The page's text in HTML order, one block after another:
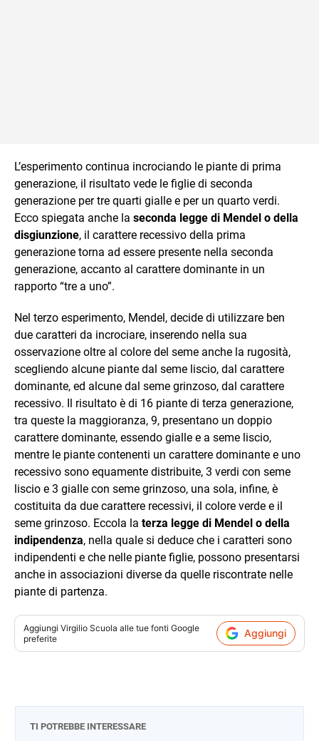
L’esperimento continua incrociando le piante di prima
generazione, il risultato vede le figlie di seconda
generazione per tre quarti gialle e per un quarto verdi.
Ecco spiegata anche la seconda legge di Mendel o della
disgiunzione, il carattere recessivo della prima
generazione torna ad essere presente nella seconda
generazione, accanto al carattere dominante in un
rapporto “tre a uno”.
Nel terzo esperimento, Mendel, decide di utilizzare ben
due caratteri da incrociare, inserendo nella sua
osservazione oltre al colore del seme anche la rugosità,
scegliendo alcune piante dal seme liscio, dal carattere
dominante, ed alcune dal seme grinzoso, dal carattere
recessivo. Il risultato è di 16 piante di terza generazione,
tra queste la maggioranza, 9, presentano un doppio
carattere dominante, essendo gialle e a seme liscio,
mentre le piante contenenti un carattere dominante e uno
recessivo sono equamente distribuite, 3 verdi con seme
liscio e 3 gialle con seme grinzoso, una sola, infine, è
costituita da due carattere recessivi, il colore verde e il
seme grinzoso. Eccola la terza legge di Mendel o della
indipendenza, nella quale si deduce che i caratteri sono
indipendenti e che nelle piante figlie, possono presentarsi
anche in associazioni diverse da quelle riscontrate nelle
piante di partenza.
Aggiungi Virgilio Scuola alle tue fonti Google
preferite
Aggiungi
TI POTREBBE INTERESSARE